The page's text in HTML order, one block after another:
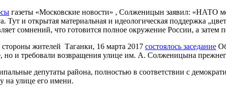
газеты «Московские новости» , Солженицын заявил: «НАТО
Тут и открытая материальная и идеологическая поддержка
сомнений, что готовится полное окружение России, а затем
стороны жителей Таганки, 16 марта 2017 состоялось заседание
и требовали возвращения улице им. А. Солженицына
депутаты района, полностью в соответствии с
улице его имени.